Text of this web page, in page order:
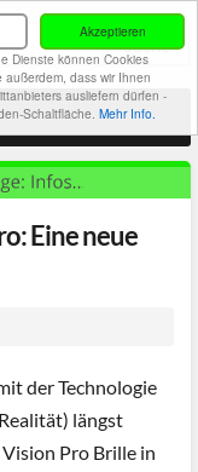
Akzeptieren
Dienste können Cookies
dass wir Ihnen
ausliefern dürfen -
Schaltfläche. Mehr Info.
Eine neue
der Technologie
längst
Pro Brille in